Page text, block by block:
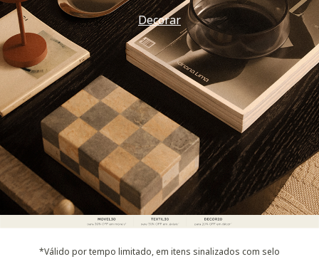
Decorar
*Válido por tempo limitado, em itens sinalizados com selo